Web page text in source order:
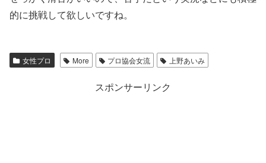
的に挑戦して欲しいですね。
女性プロ More プロ協会女流 上野あいみ
スポンサーリンク